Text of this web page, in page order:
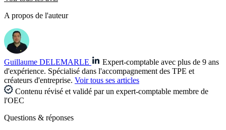
A propos de l'auteur
Guillaume DELEMARLE
Expert-comptable avec plus de 9 ans
d'expérience. Spécialisé dans l'accompagnement des TPE et
créateurs d'entreprise. Voir tous ses articles
Contenu révisé et validé par un expert-comptable membre de
l'OEC
Questions & réponses